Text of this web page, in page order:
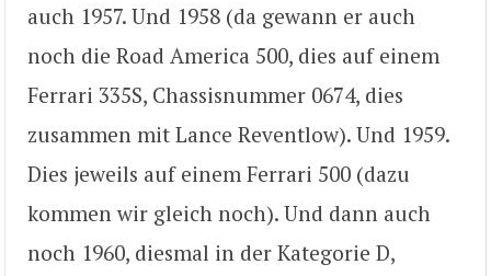
auch 1957. Und 1958 (da gewann er auch
noch die Road America 500, dies auf einem
Ferrari 335S, Chassisnummer 0674, dies
zusammen mit Lance Reventlow). Und 1959.
Dies jeweils auf einem Ferrari 500 (dazu
kommen wir gleich noch). Und dann auch
noch 1960, diesmal in der Kategorie D,